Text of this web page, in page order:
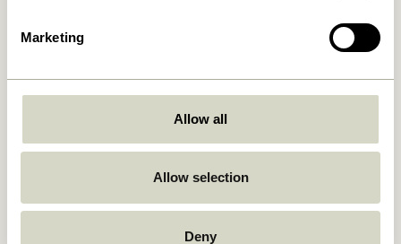
Marketing
Allow all
Allow selection
Deny
749,00kr.
Sand